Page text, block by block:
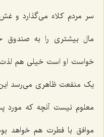
سر مردم کلاه می‌گذارد و
مال بیشتری را به صندوق
خواست او است خیلی هم
یک منفعت ظاهری می‌رسد
معلوم نیست آنچه که مورد
موافق با فطرت هم خواهد